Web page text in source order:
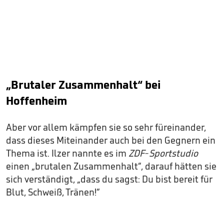
„Brutaler Zusammenhalt“ bei
Hoffenheim
Aber vor allem kämpfen sie so sehr füreinander,
dass dieses Miteinander auch bei den Gegnern ein
Thema ist. Ilzer nannte es im ZDF-Sportstudio
einen „brutalen Zusammenhalt“, darauf hätten sie
sich verständigt, „dass du sagst: Du bist bereit für
Blut, Schweiß, Tränen!“